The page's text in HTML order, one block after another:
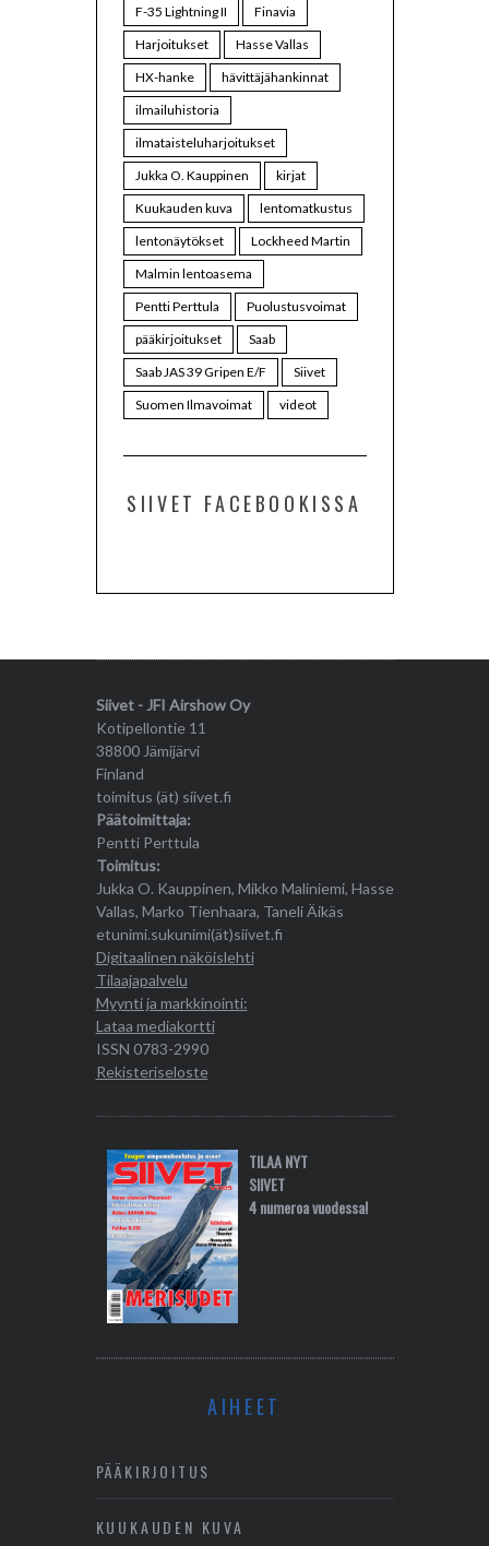
F-35 Lightning II
Finavia
Harjoitukset
Hasse Vallas
HX-hanke
hävittäjähankinnat
ilmailuhistoria
ilmataisteluharjoitukset
Jukka O. Kauppinen
kirjat
Kuukauden kuva
lentomatkustus
lentonäytökset
Lockheed Martin
Malmin lentoasema
Pentti Perttula
Puolustusvoimat
pääkirjoitukset
Saab
Saab JAS 39 Gripen E/F
Siivet
Suomen Ilmavoimat
videot
SIIVET FACEBOOKISSA
Siivet - JFI Airshow Oy
Kotipellontie 11
38800 Jämijärvi
Finland
toimitus (ät) siivet.fi
Päätoimittaja:
Pentti Perttula
Toimitus:
Jukka O. Kauppinen, Mikko Maliniemi, Hasse
Vallas, Marko Tienhaara, Taneli Äikäs
etunimi.sukunimi(ät)siivet.fi
Digitaalinen näköislehti
Tilaajapalvelu
Myynti ja markkinointi:
Lataa mediakortti
ISSN 0783-2990
Rekisteriseloste
TILAA NYT
SIIVET
4 numeroa vuodessa!
AIHEET
PÄÄKIRJOITUS
KUUKAUDEN KUVA